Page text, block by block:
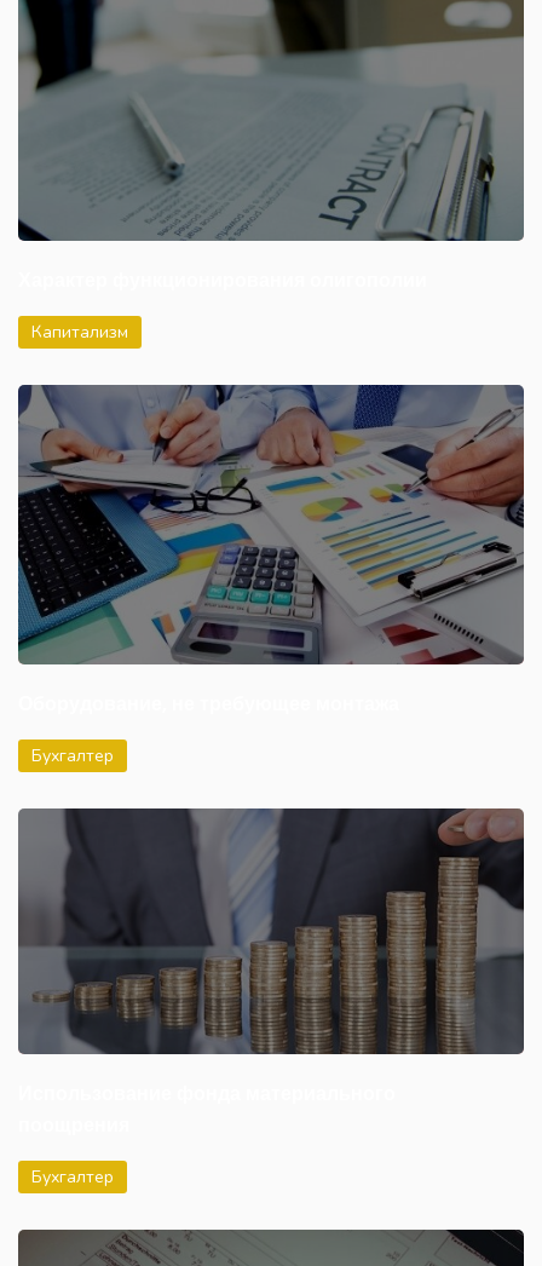
Капитализм
Бухгалтер
Бухгалтер